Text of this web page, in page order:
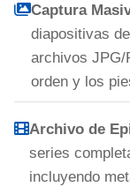
Captura
diapositivas
archivos JPG/
orden y los
Archivo de
series
incluyendo